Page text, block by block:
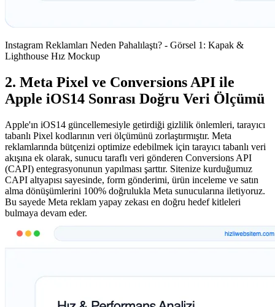
Instagram Reklamları Neden Pahalılaştı? - Görsel 1: Kapak &
Lighthouse Hız Mockup
2. Meta Pixel ve Conversions API ile
Apple iOS14 Sonrası Doğru Veri Ölçümü
Apple'ın iOS14 güncellemesiyle getirdiği gizlilik önlemleri, tarayıcı
tabanlı Pixel kodlarının veri ölçümünü zorlaştırmıştır. Meta
reklamlarında bütçenizi optimize edebilmek için tarayıcı tabanlı veri
akışına ek olarak, sunucu taraflı veri gönderen Conversions API
(CAPI) entegrasyonunun yapılması şarttır. Sitenize kurduğumuz
CAPI altyapısı sayesinde, form gönderimi, ürün inceleme ve satın
alma dönüşümlerini 100% doğrulukla Meta sunucularına iletiyoruz.
Bu sayede Meta reklam yapay zekası en doğru hedef kitleleri
bulmaya devam eder.